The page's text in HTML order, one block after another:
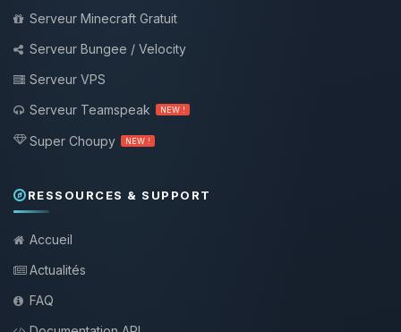
Serveur Minecraft Gratuit
Serveur Bungee / Velocity
Serveur VPS
Serveur Teamspeak
NEW !
Super Choupy NEW !
RESSOURCES & SUPPORT
Accueil
Actualités
FAQ